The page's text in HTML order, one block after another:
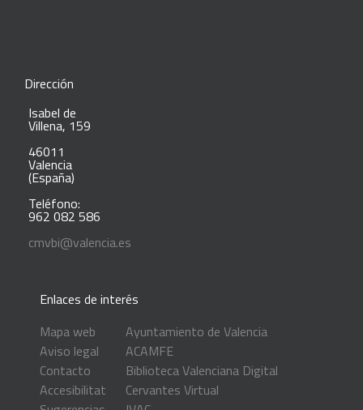
Dirección
Isabel de
Villena, 159
46011
Valencia
(España)
Teléfono:
962 082 586
cmvbi@valencia.es
Enlaces de interés
Mapa web
Aviso legal
Contacto
Accesibilitat
Ayuntamiento de Valencia
ACAMFE
Biblioteca Valenciana Digital
Cervantes Virtual